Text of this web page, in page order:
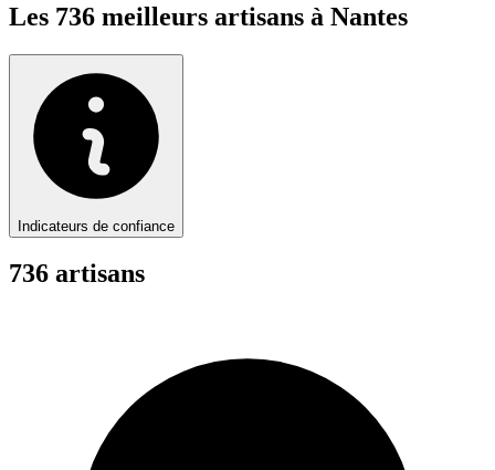
Les 736 meilleurs artisans à Nantes
Indicateurs de confiance
736 artisans